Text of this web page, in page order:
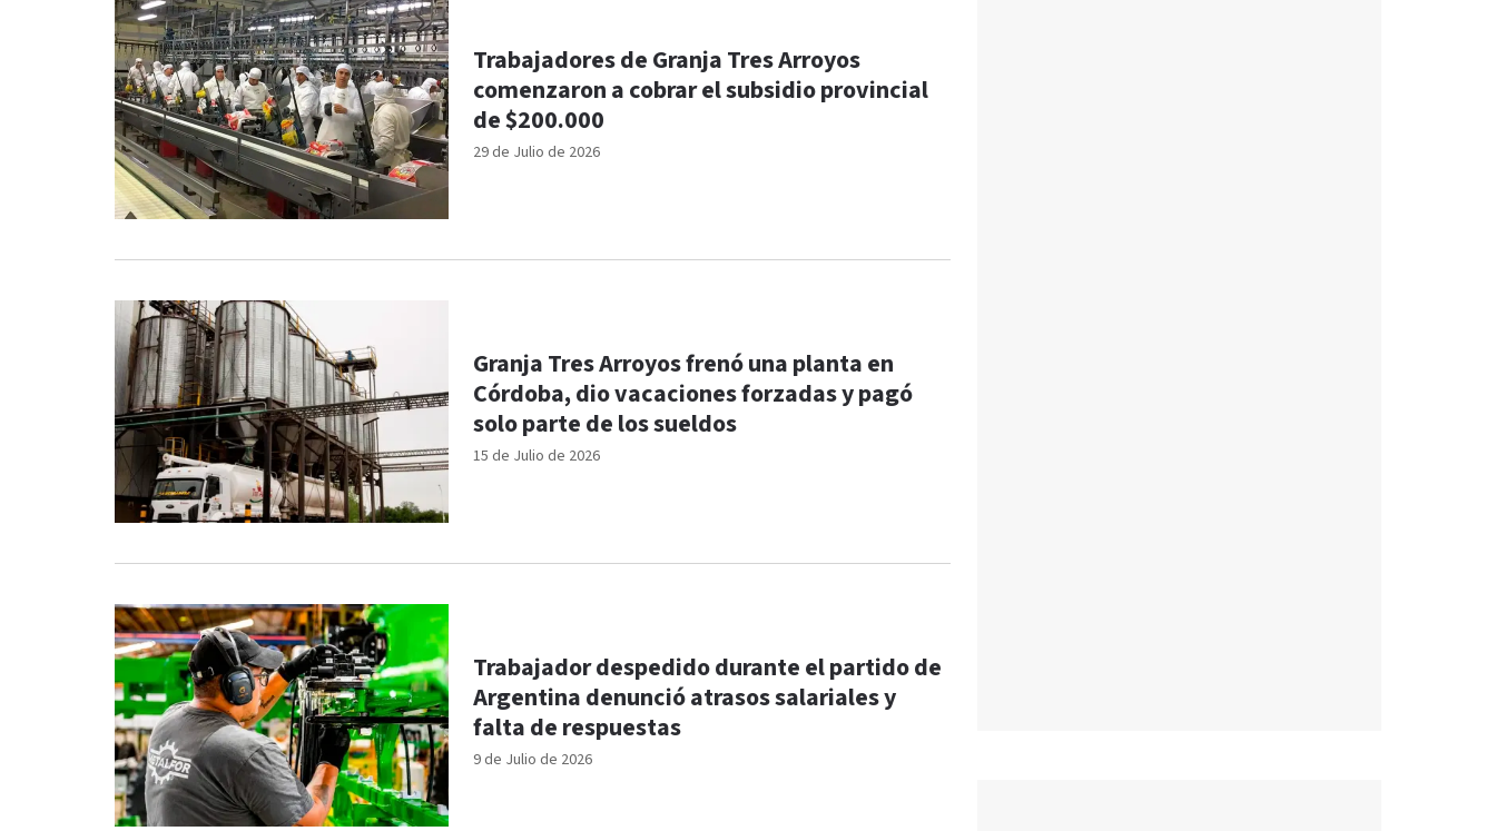
29 de Julio de 2026
Trabajadores de Granja Tres Arroyos
comenzaron a cobrar el subsidio provincial
de $200.000
15 de Julio de 2026
Granja Tres Arroyos frenó una planta en
Córdoba, dio vacaciones forzadas y pagó
solo parte de los sueldos
9 de Julio de 2026
Trabajador despedido durante el partido de
Argentina denunció atrasos salariales y
falta de respuestas